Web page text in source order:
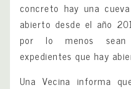
concreto hay una
abierto desde el año
por lo menos sean
expedientes que hay
Una Vecina informa